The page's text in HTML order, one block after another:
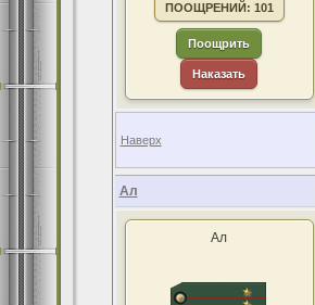
ПООЩРЕНИЙ: 101
Поощрить
Наказать
Наверх
Ал
Ал